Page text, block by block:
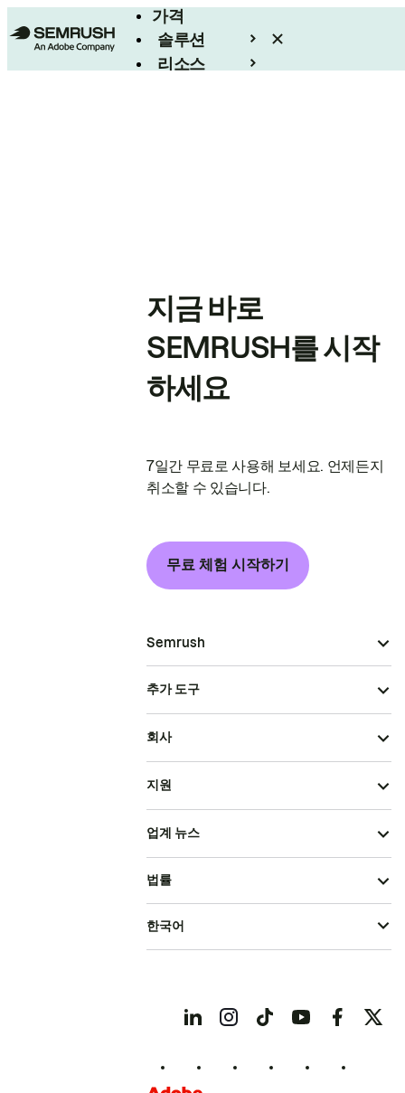
가격
솔루션
리소스
지금 바로
SEMRUSH를 시작
하세요
7일간 무료로 사용해 보세요. 언제든지
취소할 수 있습니다.
무료 체험 시작하기
Semrush
추가 도구
회사
지원
업계 뉴스
법률
한국어